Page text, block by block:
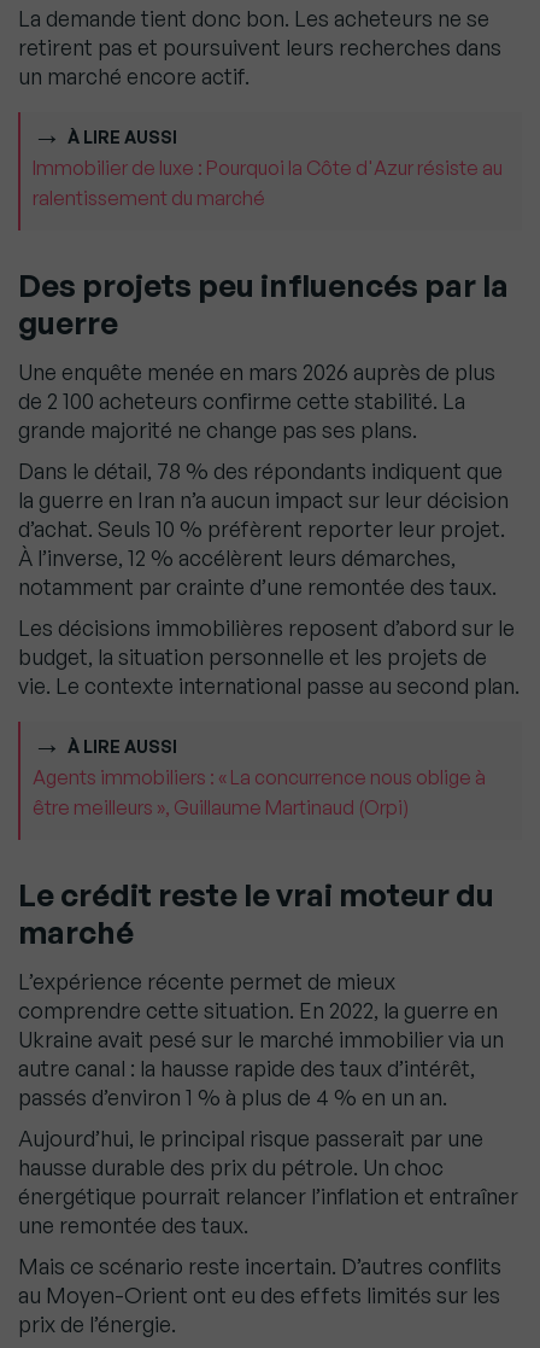
La demande tient donc bon. Les acheteurs ne se
retirent pas et poursuivent leurs recherches dans
un marché encore actif.
À LIRE AUSSI
Immobilier de luxe : Pourquoi la Côte d'Azur résiste au
ralentissement du marché
Des projets peu influencés par la
guerre
Une enquête menée en mars 2026 auprès de plus
de 2 100 acheteurs confirme cette stabilité. La
grande majorité ne change pas ses plans.
Dans le détail, 78 % des répondants indiquent que
la guerre en Iran n’a aucun impact sur leur décision
d’achat. Seuls 10 % préfèrent reporter leur projet.
À l’inverse, 12 % accélèrent leurs démarches,
notamment par crainte d’une remontée des taux.
Les décisions immobilières reposent d’abord sur le
budget, la situation personnelle et les projets de
vie. Le contexte international passe au second plan.
À LIRE AUSSI
Agents immobiliers : « La concurrence nous oblige à
être meilleurs », Guillaume Martinaud (Orpi)
Le crédit reste le vrai moteur du
marché
L’expérience récente permet de mieux
comprendre cette situation. En 2022, la guerre en
Ukraine avait pesé sur le marché immobilier via un
autre canal : la hausse rapide des taux d’intérêt,
passés d’environ 1 % à plus de 4 % en un an.
Aujourd’hui, le principal risque passerait par une
hausse durable des prix du pétrole. Un choc
énergétique pourrait relancer l’inflation et entraîner
une remontée des taux.
Mais ce scénario reste incertain. D’autres conflits
au Moyen-Orient ont eu des effets limités sur les
prix de l’énergie.